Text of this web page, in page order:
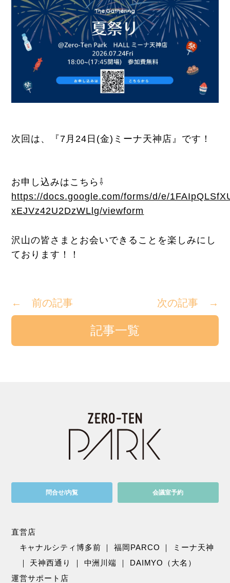
次回は、『7月24日(金)ミーナ天神店』です！
お申し込みはこちら⇩
https://docs.google.com/forms/d/e/
xEJVz42U2DzWLlg/viewform
沢山の皆さまとお会いできることを楽しみにし
ております！！
← 前の記事 次の記事 →
記事一覧
問合せ/内覧 会議室予約
直営店
キャナルシティ博多前 ｜福岡PARCO ｜
ミーナ天神
｜ 天神西通り ｜ 中洲川端 ｜ DAIMYO（大名）
運営サポート店